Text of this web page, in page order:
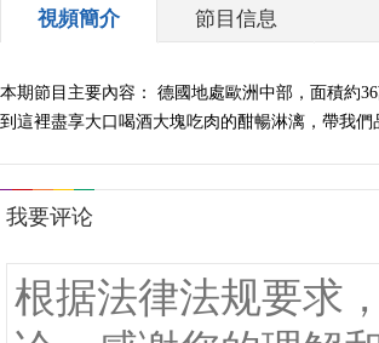
視頻簡介 節目信息
本期節目主要內容： 德國地處歐洲中部，面積約
到這裡盡享大口喝酒大塊吃肉的酣暢淋漓，帶我